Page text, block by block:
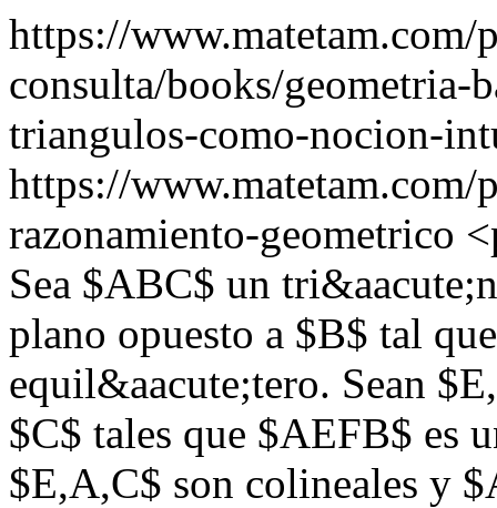
https://www.matetam.com/
consulta/books/geometria-
triangulos-como-nocion-
https://www.matetam.com/
razonamiento-geometrico
Sea $ABC$ un
plano opuesto a $B$ tal
equil&aacute;tero. Sean
$C$ tales que $AEFB$ es
$E,A,C$ son colineales y